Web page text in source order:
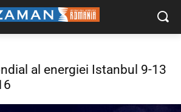
al energiei Istanbul 9-13